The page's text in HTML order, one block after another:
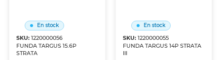
En stock
SKU:1220000056
FUNDA TARGUS 15.6P
STRATA
En stock
SKU: 1220000055
FUNDA TARGUS 14P STRATA
III